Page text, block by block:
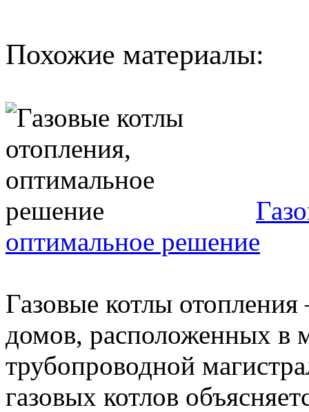
Похожие материалы:
оптимальное решение
Газовые котлы
домов, расположенных в
трубопроводной
газовых котлов